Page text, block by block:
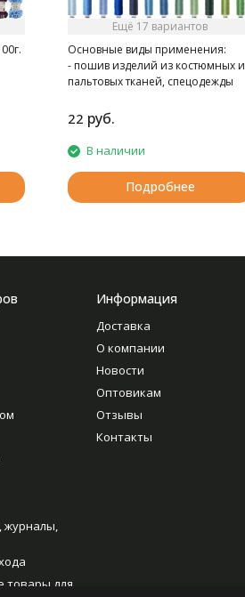
Ещё 17 вариантов
Основные виды применения:
- пошив изделий из костюмных и
пальтовых тканей, спецодежды
скреплении книг в типографии
22 руб.
В наличии
Подробнее
журналы,
товары для
Информация
Доставка
О компании
Новости
Оптовикам
Отзывы
Контакты